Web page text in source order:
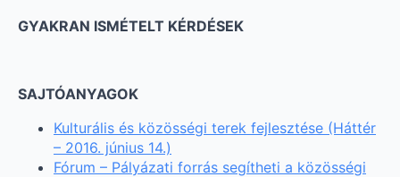
GYAKRAN ISMÉTELT KÉRDÉSEK
SAJTÓANYAGOK
Kulturális és közösségi terek fejlesztése (Háttér
– 2016. június 14.)
Fórum – Pályázati forrás segítheti a közösségi